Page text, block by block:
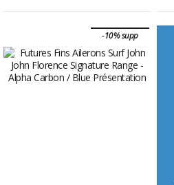
-10% supp